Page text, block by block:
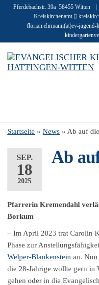
Pferdebachstr. 39a 58455 Witten
Kreiskirchenamt
florian.ehrmann(at)ev-
Startseite » News » Ab auf
SEP.
18
2025
Ab
Pfarrerin Kremendahl
Borkum
– Im April 2023 trat Carolin
Phase zur
Welper-Blankenstein an. Nun
die 28-Jährige wollte gern in
gehen oder in die